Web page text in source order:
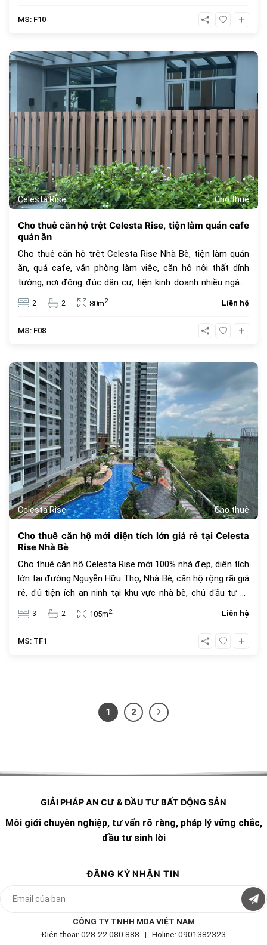
MS: F10
Celesta Rise Cho thuê
Cho thuê căn hộ trệt Celesta Rise, tiện làm quán cafe
quán ăn
Cho thuê căn hộ trệt Celesta Rise Nhà Bè, tiện làm quán
ăn, quá cafe, văn phòng làm việc, căn hộ nội thất dính
tường, nơi đông đúc dân cư, tiện kinh doanh nhiều ngành
nghề, diện tích nội thất 80m2, diện tích sân vườn 20m2.
Giá thuê 25 triệu đồng
2 2 80m2 Liên hệ
MS: F08
Celesta Rise Cho thuê
606
Cho thuê căn hộ mới diện tích lớn giá rẻ tại Celesta
Rise Nhà Bè
Cho thuê căn hộ Celesta Rise mới 100% nhà đẹp, diện tích
lớn tại đường Nguyễn Hữu Thọ, Nhà Bè, căn hộ rộng rãi giá
rẻ, đủ tiện ích an ninh tại khu vực nhà bè, chủ đầu tư uy
tín. Diện tích 105m2, 3 phòng ngủ, 2 phòng tắm, đủ nội
thất. Giá thuê chỉ 23 triệu đồng.
3 2 105m2 Liên hệ
MS: TF1
1 2
GIẢI PHÁP AN CƯ & ĐẦU TƯ BẤT ĐỘNG SẢN
Môi giới chuyên nghiệp, tư vấn rõ ràng, pháp lý vững chắc,
đầu tư sinh lời
ĐĂNG KÝ NHẬN TIN
CÔNG TY TNHH MDA VIỆT NAM
Điện thoại: 028-22 080 888 | Holine: 0901382323